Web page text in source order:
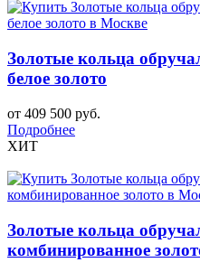
Золотые кольца
белое золото
от 409 500 руб.
Подробнее
ХИТ
Золотые кольца
комбинированное